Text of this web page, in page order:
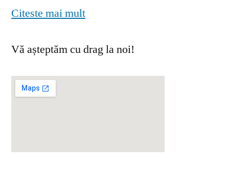
Citeste mai mult
Vă așteptăm cu drag la noi!